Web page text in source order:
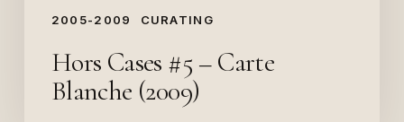
2005-2009 CURATING
Hors Cases #5 – Carte
Blanche (2009)